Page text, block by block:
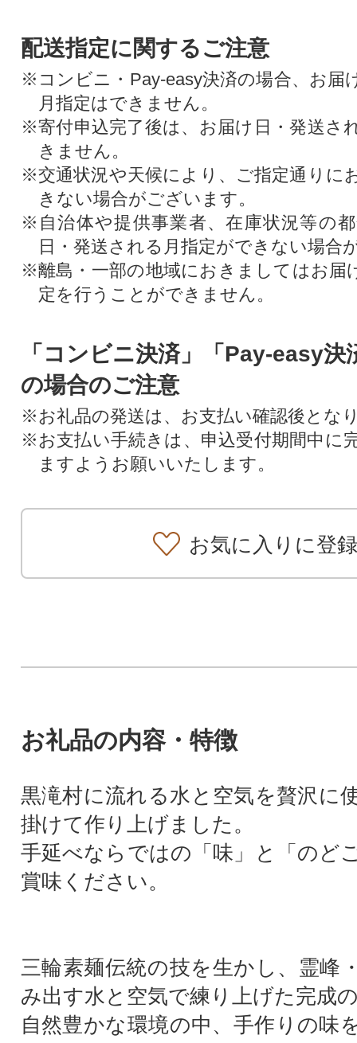
配送指定に関するご注意
※コンビニ・Pay-easy決済の場合、お届
月指定はできません。
※寄付申込完了後は、お届け日・発送さ
きません。
※交通状況や天候により、ご指定通りに
きない場合がございます。
※自治体や提供事業者、在庫状況等の
日・発送される月指定ができない場合
※離島・一部の地域におきましてはお届
定を行うことができません。
「コンビニ決済」「Pay-easy決
の場合のご注意
※お礼品の発送は、お支払い確認後とな
※お支払い手続きは、申込受付期間中に
ますようお願いいたします。
お気に入りに登録
お礼品の内容・特徴
黒滝村に流れる水と空気を贅沢に
掛けて作り上げました。
手延べならではの「味」と「のど
賞味ください。
三輪素麺伝統の技を生かし、霊峰
み出す水と空気で練り上げた完成
自然豊かな環境の中、手作りの味